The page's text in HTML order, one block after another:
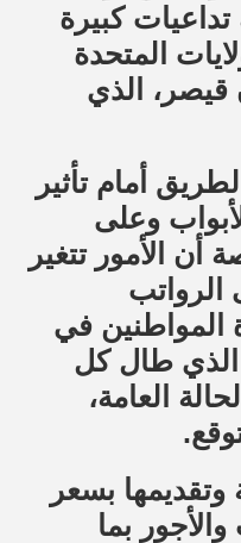
تداعيات كبيرة
المتحدة
قيصر، الذي
أمام تأثير
وعلى
أن الأمور تتغير
الرواتب
المواطنين في
الذي طال كل
العامة،
بسعر
بما